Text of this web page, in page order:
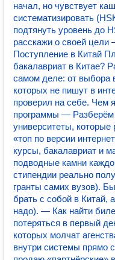
начал, но чувствует
систематизировать
подтянуть уровень до
расскажи о своей цели
Поступление в Китай
бакалавриат в Китае?
самом деле: от выбора
которых не пишут в
проверил на себе. Чем
программы —
университеты, которые
«топ по версии
курсы, бакалавриат и
подводные камни
стипендии реально
гранты самих вузов).
брать с собой в Китай,
надо). — Как найти
потеряться в первый
которых молчат
внутри системы прямо